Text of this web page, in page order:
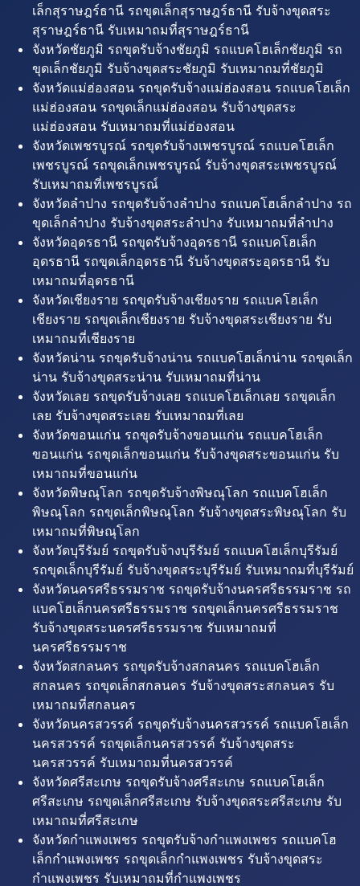
เล็กสุราษฎร์ธานี รถขุดเล็กสุราษฎร์ธานี รับจ้างขุดสระ
สุราษฎร์ธานี รับเหมาถมที่สุราษฎร์ธานี
จังหวัดชัยภูมิ รถขุดรับจ้างชัยภูมิ รถแบคโฮเล็กชัยภูมิ รถ
ขุดเล็กชัยภูมิ รับจ้างขุดสระชัยภูมิ รับเหมาถมที่ชัยภูมิ
จังหวัดแม่ฮ่องสอน รถขุดรับจ้างแม่ฮ่องสอน รถแบคโฮเล็ก
แม่ฮ่องสอน รถขุดเล็กแม่ฮ่องสอน รับจ้างขุดสระ
แม่ฮ่องสอน รับเหมาถมที่แม่ฮ่องสอน
จังหวัดเพชรบูรณ์ รถขุดรับจ้างเพชรบูรณ์ รถแบคโฮเล็ก
เพชรบูรณ์ รถขุดเล็กเพชรบูรณ์ รับจ้างขุดสระเพชรบูรณ์
รับเหมาถมที่เพชรบูรณ์
จังหวัดลำปาง รถขุดรับจ้างลำปาง รถแบคโฮเล็กลำปาง รถ
ขุดเล็กลำปาง รับจ้างขุดสระลำปาง รับเหมาถมที่ลำปาง
จังหวัดอุดรธานี รถขุดรับจ้างอุดรธานี รถแบคโฮเล็ก
อุดรธานี รถขุดเล็กอุดรธานี รับจ้างขุดสระอุดรธานี รับ
เหมาถมที่อุดรธานี
จังหวัดเชียงราย รถขุดรับจ้างเชียงราย รถแบคโฮเล็ก
เชียงราย รถขุดเล็กเชียงราย รับจ้างขุดสระเชียงราย รับ
เหมาถมที่เชียงราย
จังหวัดน่าน รถขุดรับจ้างน่าน รถแบคโฮเล็กน่าน รถขุดเล็ก
น่าน รับจ้างขุดสระน่าน รับเหมาถมที่น่าน
จังหวัดเลย รถขุดรับจ้างเลย รถแบคโฮเล็กเลย รถขุดเล็ก
เลย รับจ้างขุดสระเลย รับเหมาถมที่เลย
จังหวัดขอนแก่น รถขุดรับจ้างขอนแก่น รถแบคโฮเล็ก
ขอนแก่น รถขุดเล็กขอนแก่น รับจ้างขุดสระขอนแก่น รับ
เหมาถมที่ขอนแก่น
จังหวัดพิษณุโลก รถขุดรับจ้างพิษณุโลก รถแบคโฮเล็ก
พิษณุโลก รถขุดเล็กพิษณุโลก รับจ้างขุดสระพิษณุโลก รับ
เหมาถมที่พิษณุโลก
จังหวัดบุรีรัมย์ รถขุดรับจ้างบุรีรัมย์ รถแบคโฮเล็กบุรีรัมย์
รถขุดเล็กบุรีรัมย์ รับจ้างขุดสระบุรีรัมย์ รับเหมาถมที่บุรีรัมย์
จังหวัดนครศรีธรรมราช รถขุดรับจ้างนครศรีธรรมราช รถ
แบคโฮเล็กนครศรีธรรมราช รถขุดเล็กนครศรีธรรมราช
รับจ้างขุดสระนครศรีธรรมราช รับเหมาถมที่
นครศรีธรรมราช
จังหวัดสกลนคร รถขุดรับจ้างสกลนคร รถแบคโฮเล็ก
สกลนคร รถขุดเล็กสกลนคร รับจ้างขุดสระสกลนคร รับ
เหมาถมที่สกลนคร
จังหวัดนครสวรรค์ รถขุดรับจ้างนครสวรรค์ รถแบคโฮเล็ก
นครสวรรค์ รถขุดเล็กนครสวรรค์ รับจ้างขุดสระ
นครสวรรค์ รับเหมาถมที่นครสวรรค์
จังหวัดศรีสะเกษ รถขุดรับจ้างศรีสะเกษ รถแบคโฮเล็ก
ศรีสะเกษ รถขุดเล็กศรีสะเกษ รับจ้างขุดสระศรีสะเกษ รับ
เหมาถมที่ศรีสะเกษ
จังหวัดกำแพงเพชร รถขุดรับจ้างกำแพงเพชร รถแบคโฮ
เล็กกำแพงเพชร รถขุดเล็กกำแพงเพชร รับจ้างขุดสระ
กำแพงเพชร รับเหมาถมที่กำแพงเพชร